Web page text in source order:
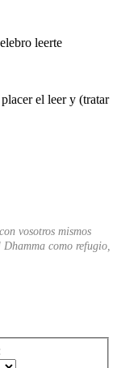
leerte
el leer y (tratar
vosotros mismos
como refugio,